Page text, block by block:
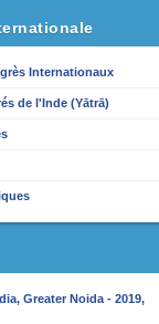
Internationaux
de l'Inde (Yātrā)
Greater Noida - 2019,